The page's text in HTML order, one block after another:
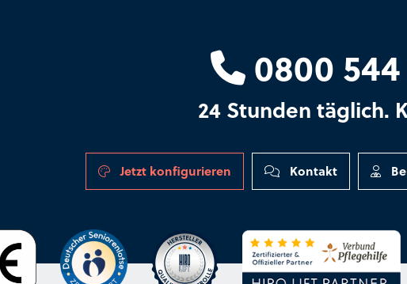
0800 544
24 Stunden täglich.
Jetzt konfigurieren Kontakt